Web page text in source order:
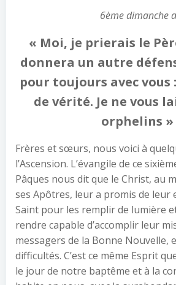
6ème dimanche
« Moi, je prierais le
donnera un autre
pour toujours avec vous :
de vérité. Je ne vous
orphelins »
Frères et sœurs, nous voici à
l’Ascension. L’évangile de ce
Pâques nous dit que le Christ, au
ses Apôtres, leur a promis de leur
Saint pour les remplir de lumière
rendre capable d’accomplir leur
messagers de la Bonne Nouvelle,
difficultés. C’est ce même Esprit
le jour de notre baptême et à la